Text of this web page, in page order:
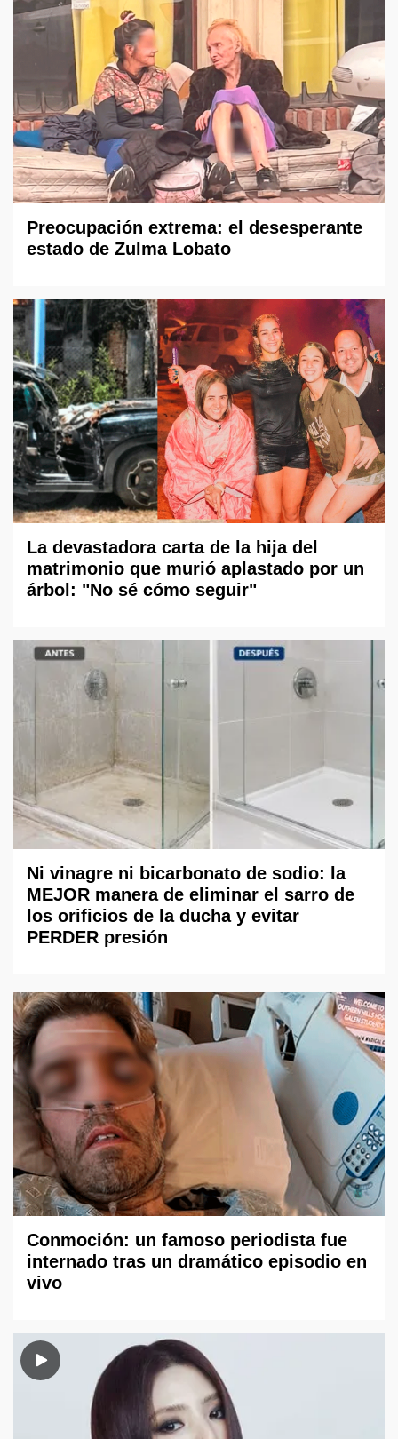
Preocupación extrema: el desesperante
estado de Zulma Lobato
La devastadora carta de la hija del
matrimonio que murió aplastado por un
árbol: "No sé cómo seguir"
Ni vinagre ni bicarbonato de sodio: la
MEJOR manera de eliminar el sarro de
los orificios de la ducha y evitar
PERDER presión
Conmoción: un famoso periodista fue
internado tras un dramático episodio en
vivo